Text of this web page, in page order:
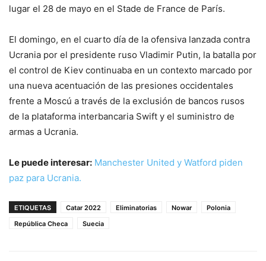
lugar el 28 de mayo en el Stade de France de París.
El domingo, en el cuarto día de la ofensiva lanzada contra
Ucrania por el presidente ruso Vladimir Putin, la batalla por
el control de Kiev continuaba en un contexto marcado por
una nueva acentuación de las presiones occidentales
frente a Moscú a través de la exclusión de bancos rusos
de la plataforma interbancaria Swift y el suministro de
armas a Ucrania.
Le puede interesar: Manchester United y Watford piden
paz para Ucrania.
ETIQUETAS Catar 2022 Eliminatorias Nowar
Polonia
República Checa
Suecia